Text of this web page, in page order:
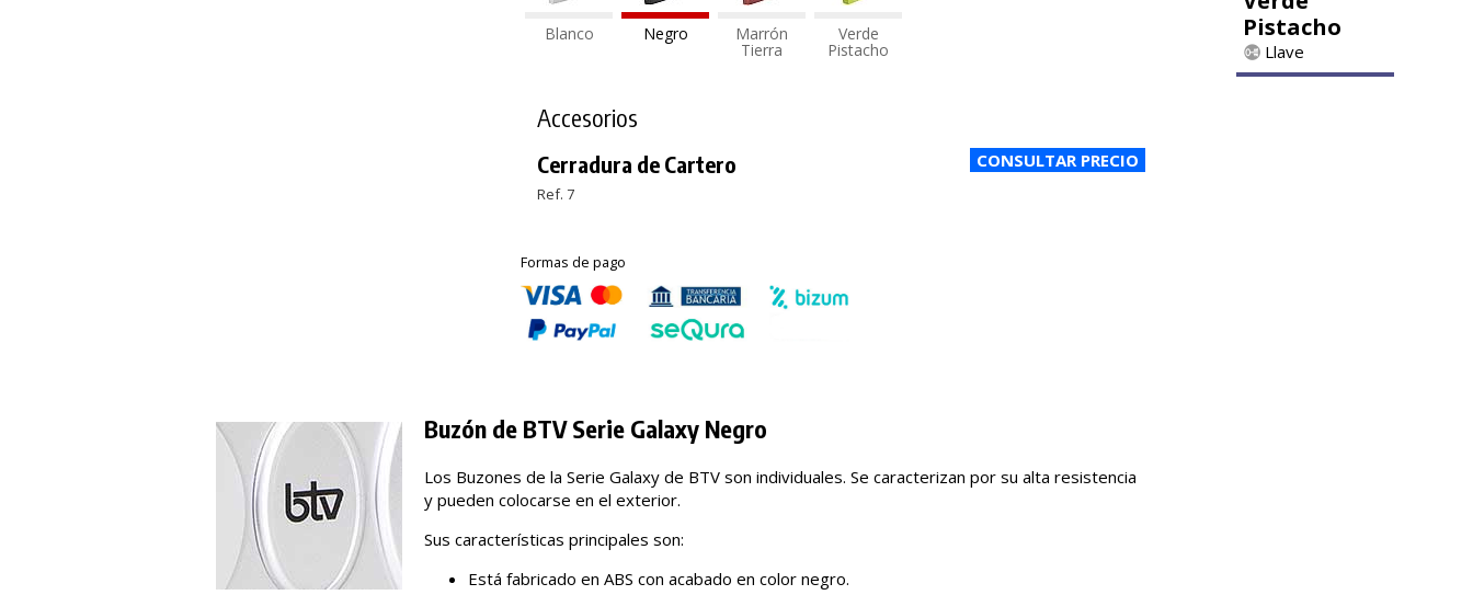
Blanco Negro Marrón
Tierra
Verde
Pistacho
Accesorios
Cerradura de Cartero
Ref. 7
Formas de pago
Buzón de BTV Serie Galaxy Negro
Los Buzones de la Serie Galaxy de BTV son individuales. Se caracterizan por su alta resistencia
y pueden colocarse en el exterior.
Sus características principales son:
Está fabricado en ABS con acabado en color negro.
Pistacho
Llave